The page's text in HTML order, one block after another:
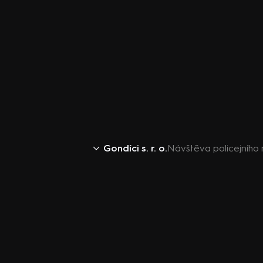
Gondíci s. r. o.Návštěva policejního